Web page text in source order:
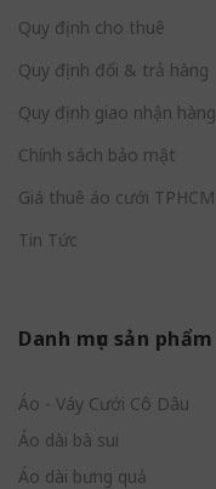
Quy định cho thuê
Quy định đổi & trả hàng
Quy định giao nhận hàng
Chính sách bảo mật
Giá thuê áo cưới TPHCM
Tin Tức
Danh mục sản phẩm
Áo - Váy Cưới Cô Dâu
Áo dài bà sui
Áo dài bưng quả